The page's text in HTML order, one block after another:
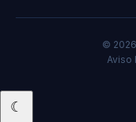
© 2026
Aviso
☾